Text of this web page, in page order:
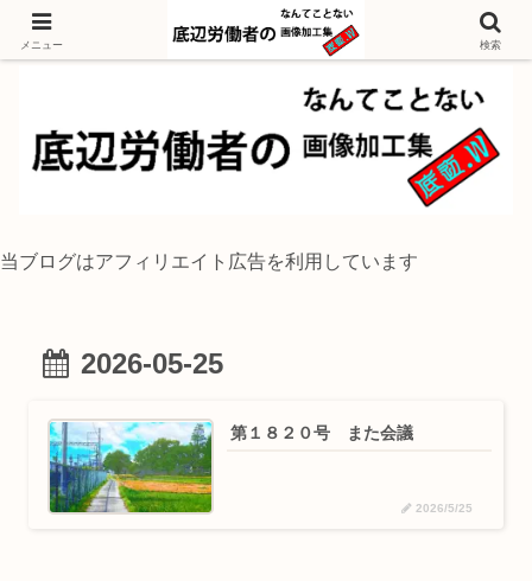
独身底辺おじさんが風景写真をイラスト風に加工するブログ
当ブログはアフィリエイト広告を利用しています
2026-05-25
第１８２０号 また会議
2026/5/25
メニュー 検索